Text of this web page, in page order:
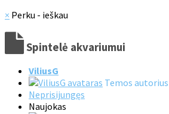
× Perku - ieškau
Spintelė akvariumui
ViliusG
Temos autorius
Neprisijungęs
Naujokas